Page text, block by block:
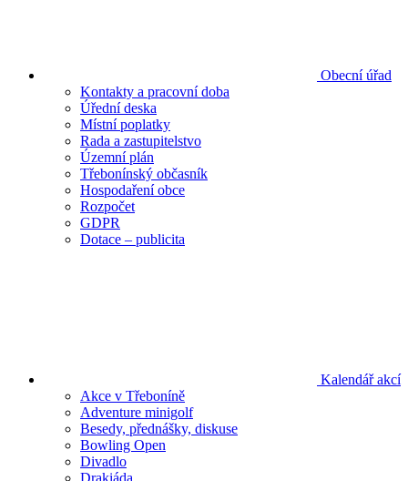
Obecní úřad
Kontakty a pracovní doba
Úřední deska
Místní poplatky
Rada a zastupitelstvo
Územní plán
Třebonínský občasník
Hospodaření obce
Rozpočet
GDPR
Dotace – publicita
Kalendář akcí
Akce v Třeboníně
Adventure minigolf
Besedy, přednášky, diskuse
Bowling Open
Divadlo
Drakiáda